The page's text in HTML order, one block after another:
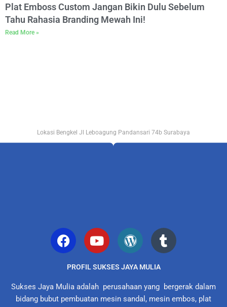
Plat Emboss Custom Jangan Bikin Dulu Sebelum
Tahu Rahasia Branding Mewah Ini!
Read More »
Lokasi Bengkel Jl Leboagung Pandansari 74b Surabaya
PROFIL SUKSES JAYA MULIA
Sukses Jaya Mulia adalah perusahaan yang bergerak dalam
bidang bubut pembuatan mesin sandal, mesin embos, plat